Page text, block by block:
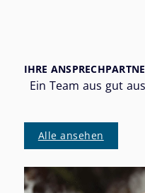
IHRE
Ein Team aus gut
Alle ansehen